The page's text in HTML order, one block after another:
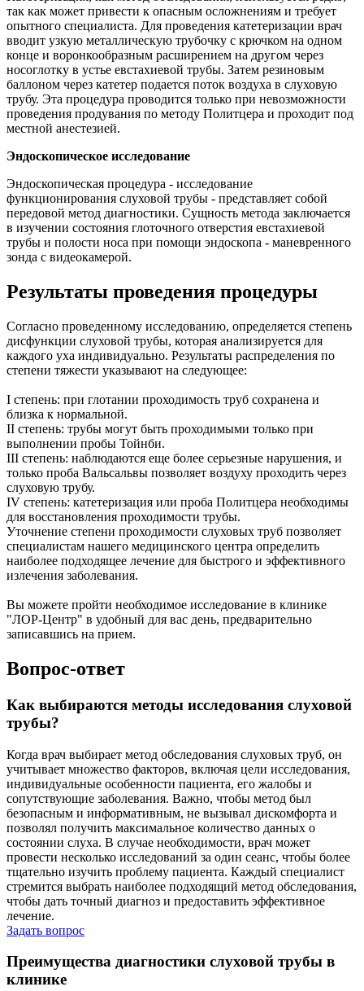
так как может привести к опасным осложнениям и требует
опытного специалиста. Для проведения катетеризации врач
вводит узкую металлическую трубочку с крючком на одном
конце и воронкообразным расширением на другом через
носоглотку в устье евстахиевой трубы. Затем резиновым
баллоном через катетер подается поток воздуха в слуховую
трубу. Эта процедура проводится только при невозможности
проведения продувания по методу Политцера и проходит под
местной анестезией.
Эндоскопическое исследование
Эндоскопическая процедура - исследование
функционирования слуховой трубы - представляет собой
передовой метод диагностики. Сущность метода заключается
в изучении состояния глоточного отверстия евстахиевой
трубы и полости носа при помощи эндоскопа - маневренного
зонда с видеокамерой.
Результаты проведения процедуры
Согласно проведенному исследованию, определяется степень
дисфункции слуховой трубы, которая анализируется для
каждого уха индивидуально. Результаты распределения по
степени тяжести указывают на следующее:
I степень: при глотании проходимость труб сохранена и
близка к нормальной.
II степень: трубы могут быть проходимыми только при
выполнении пробы Тойнби.
III степень: наблюдаются еще более серьезные нарушения, и
только проба Вальсальвы позволяет воздуху проходить через
слуховую трубу.
IV степень: катетеризация или проба Политцера необходимы
для восстановления проходимости трубы.
Уточнение степени проходимости слуховых труб позволяет
специалистам нашего медицинского центра определить
наиболее подходящее лечение для быстрого и эффективного
излечения заболевания.
Вы можете пройти необходимое исследование в клинике
"ЛОР-Центр" в удобный для вас день, предварительно
записавшись на прием.
Вопрос-ответ
Как выбираются методы исследования слуховой
трубы?
Когда врач выбирает метод обследования слуховых труб, он
учитывает множество факторов, включая цели исследования,
индивидуальные особенности пациента, его жалобы и
сопутствующие заболевания. Важно, чтобы метод был
безопасным и информативным, не вызывал дискомфорта и
позволял получить максимальное количество данных о
состоянии слуха. В случае необходимости, врач может
провести несколько исследований за один сеанс, чтобы более
тщательно изучить проблему пациента. Каждый специалист
стремится выбрать наиболее подходящий метод обследования,
чтобы дать точный диагноз и предоставить эффективное
лечение.
Задать вопрос
Преимущества диагностики слуховой трубы в
клинике